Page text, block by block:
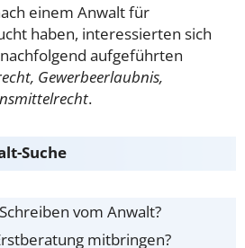
einem Anwalt für
haben, interessierten sich
aufgeführten
Gewerbeerlaubnis,
.
Suche
vom Anwalt?
mitbringen?